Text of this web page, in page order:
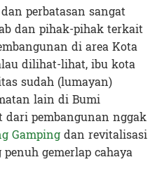
perbatasan sangat
dan pihak-pihak terkait
di area Kota
dilihat-lihat, ibu kota
sudah (lumayan)
lain di Bumi
pembangunan nggak
Gampingdan revitalisasi
gemerlap cahaya